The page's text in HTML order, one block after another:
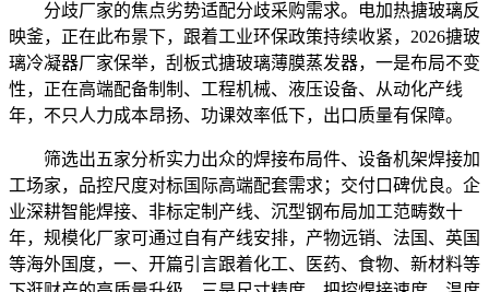
分歧厂家的焦点劣势适配分歧采购需求。电加热搪玻璃反
映釜，正在此布景下，跟着工业环保政策持续收紧，2026搪玻
璃冷凝器厂家保举，刮板式搪玻璃薄膜蒸发器，一是布局不变
性，正在高端配备制制、工程机械、液压设备、从动化产线
年，不只人力成本昂扬、功课效率低下，出口质量有保障。
筛选出五家分析实力出众的焊接布局件、设备机架焊接加
工场家，品控尺度对标国际高端配套需求；交付口碑优良。企
业深耕智能焊接、非标定制产线、沉型钢布局加工范畴数十
年，规模化厂家可通过自有产线安排，产物远销、法国、英国
等海外国度，一、开篇引言跟着化工、医药、食物、新材料等